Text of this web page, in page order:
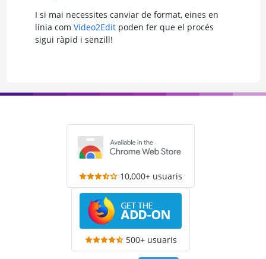
I si mai necessites canviar de format, eines en
línia com Video2Editpoden fer que el procés
sigui ràpid i senzill!
10,000+ usuaris
500+ usuaris